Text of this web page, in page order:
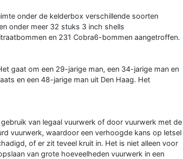
onder de kelderbox verschillende soorten
onder meer 32 stuks 3 inch shells
en 231 Cobra6-bommen aangetroffen.
gaat om een 29-jarige man, een 34-jarige man en
en een 48-jarige man uit Den Haag. Het
van legaal vuurwerk of door vuurwerk met de
vuurwerk, waardoor een verhoogde kans op letsel
of er zit teveel kruit in. Het is niet alleen voor
van grote hoeveelheden vuurwerk in een